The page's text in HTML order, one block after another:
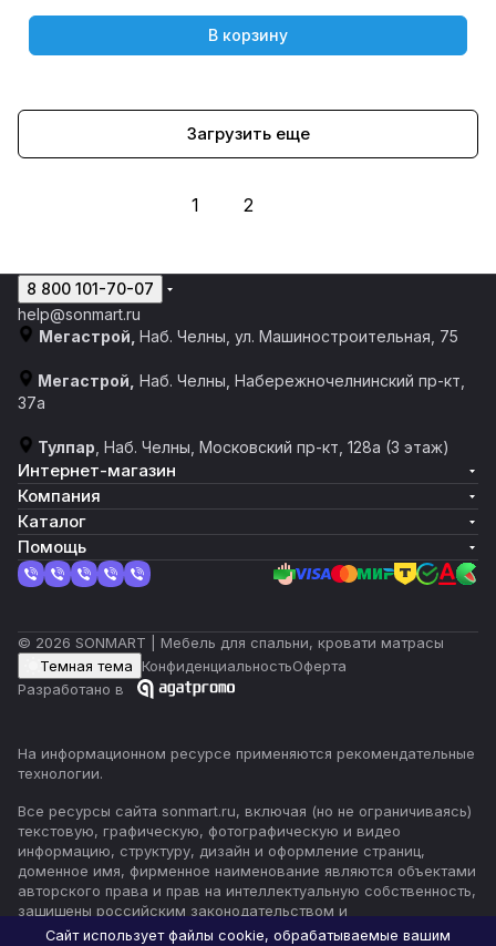
В корзину
Загрузить еще
1 2
8 800 101-70-07
help@sonmart.ru
Мегастрой, Наб. Челны, ул. Машиностроительная, 75
Мегастрой, Наб. Челны, Набережночелнинский пр-кт,
37а
Тулпар , Наб. Челны, ​​Московский пр-кт, 128а​ (3 этаж)
Интернет-магазин
Компания
Каталог
Помощь
© 2026 SONMART | Мебель для спальни, кровати матрасы
Темная тема
КонфиденциальностьОферта
Разработано в
На информационном ресурсе применяются рекомендательные
технологии.
Все ресурсы сайта sonmart.ru, включая (но не ограничиваясь)
текстовую, графическую, фотографическую и видео
информацию, структуру, дизайн и оформление страниц,
доменное имя, фирменное наименование являются объектами
авторского права и прав на интеллектуальную собственность,
защищены российским законодательством и
международными соглашениями об охране авторских прав.
Сайт использует файлы cookie, обрабатываемые вашим